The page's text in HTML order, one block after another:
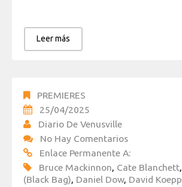
Leer más
PREMIERES
25/04/2025
Diario De Venusville
No Hay Comentarios
Enlace Permanente A:
Bruce Mackinnon, Cate Blanchett,
(Black Bag), Daniel Dow, David Koepp